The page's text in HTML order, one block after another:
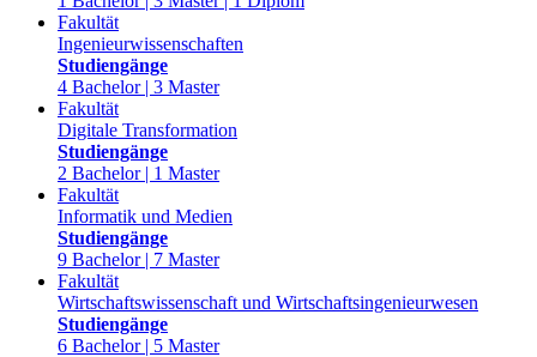
Fakultät
Ingenieurwissenschaften
Studiengänge
4 Bachelor | 3 Master
Fakultät
Digitale Transformation
Studiengänge
2 Bachelor | 1 Master
Fakultät
Informatik und Medien
Studiengänge
9 Bachelor | 7 Master
Fakultät
Wirtschaftswissenschaft und Wirtschaftsingenieurwesen
Studiengänge
6 Bachelor | 5 Master